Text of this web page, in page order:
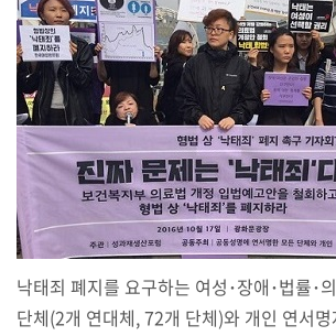
낙태죄 폐지를 요구하는 여성･장애･법률･
단체(2개 연대체, 72개 단체)와 개인 연서